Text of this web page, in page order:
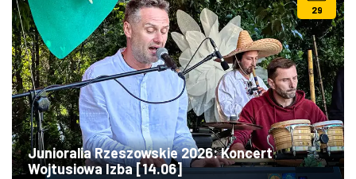
29
Junioralia Rzeszowskie 2026: Koncert
Wojtusiowa Izba [14.06]